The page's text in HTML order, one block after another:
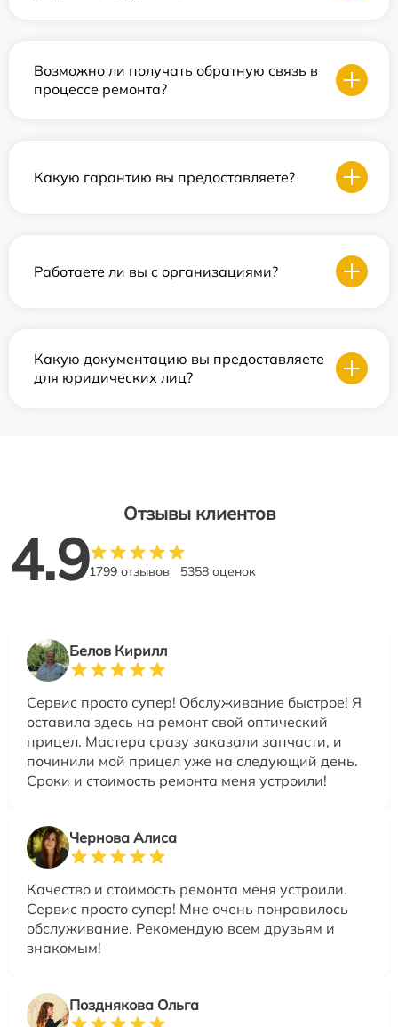
Возможно ли получать обратную связь в
процессе ремонта?
Какую гарантию вы предоставляете?
Работаете ли вы с организациями?
Какую документацию вы предоставляете
для юридических лиц?
Отзывы клиентов
4.91799 отзывов 5358 оценок
Белов Кирилл
Сервис просто супер! Обслуживание быстрое! Я
оставила здесь на ремонт свой оптический
прицел. Мастера сразу заказали запчасти, и
починили мой прицел уже на следующий день.
Сроки и стоимость ремонта меня устроили!
Чернова Алиса
Качество и стоимость ремонта меня устроили.
Сервис просто супер! Мне очень понравилось
обслуживание. Рекомендую всем друзьям и
знакомым!
Позднякова Ольга